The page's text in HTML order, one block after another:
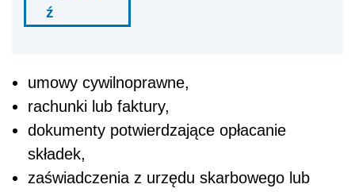
ź
umowy cywilnoprawne,
rachunki lub faktury,
dokumenty potwierdzające opłacanie
składek,
zaświadczenia z urzędu skarbowego lub